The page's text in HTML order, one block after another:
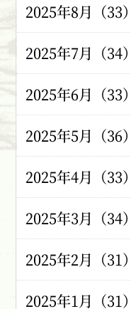
2025年8月（33）
2025年7月（34）
2025年6月（33）
2025年5月（36）
2025年4月（33）
2025年3月（34）
2025年2月（31）
2025年1月（31）